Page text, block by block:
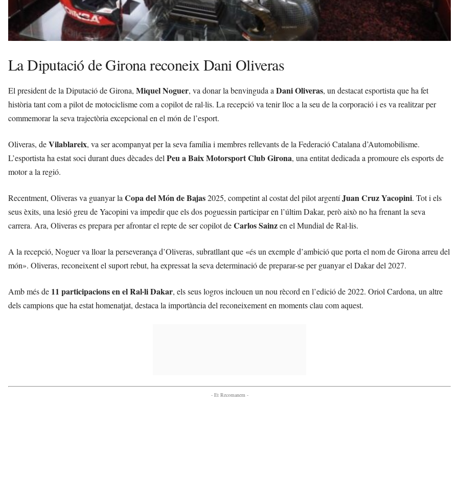
La Diputació de Girona reconeix Dani Oliveras
El president de la Diputació de Girona, Miquel Noguer, va donar la benvinguda a Dani Oliveras, un destacat esportista que ha fet
història tant com a pilot de motociclisme com a copilot de ral·lis. La recepció va tenir lloc a la seu de la corporació i es va realitzar per
commemorar la seva trajectòria excepcional en el món de l’esport.
Oliveras, deVilablareix, va ser acompanyat per la seva família i membres rellevants de la Federació Catalana d’Automobilisme.
L’esportista ha estat soci durant dues dècades del Peu a Baix Motorsport Club Girona, una entitat dedicada a promoure els esports de
motor a la regió.
Recentment, Oliveras va guanyar la Copa del Món de Bajas2025, competint al costat del pilot argentíJuan Cruz Yacopini. Tot i els
seus èxits, una lesió greu de Yacopini va impedir que els dos poguessin participar en l’últim Dakar, però això no ha frenant la seva
carrera. Ara, Oliveras es prepara per afrontar el repte de ser copilot deCarlos Sainzen el Mundial de Ral·lis.
A la recepció, Noguer va lloar la perseverança d’Oliveras, subratllant que «és un exemple d’ambició que porta el nom de Girona arreu del
món». Oliveras, reconeixent el suport rebut, ha expressat la seva determinació de preparar-se per guanyar el Dakar del 2027.
Amb més de 11 participacions en el Ral·li Dakar, els seus logros inclouen un nou rècord en l’edició de 2022. Oriol Cardona, un altre
dels campions que ha estat homenatjat, destaca la importància del reconeixement en moments clau com aquest.
- Et Recomanem -